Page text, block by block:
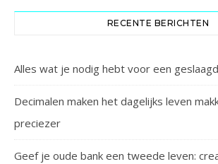
RECENTE BERICHTEN
Alles wat je nodig hebt voor een
Decimalen maken het dagelijks leven
preciezer
Geef je oude bank een tweede leven: